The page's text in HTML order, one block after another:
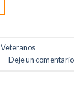
Veteranos
Deje un comentario